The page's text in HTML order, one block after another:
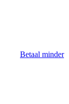
Betaal minder